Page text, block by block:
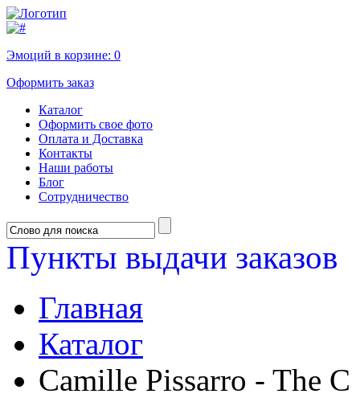
Эмоций в корзине: 0
Оформить заказ
Каталог
Оформить свое фото
Оплата и Доставка
Контакты
Наши работы
Блог
Сотрудничество
Пункты выдачи заказов
Главная
Каталог
Camille Pissarro - The C